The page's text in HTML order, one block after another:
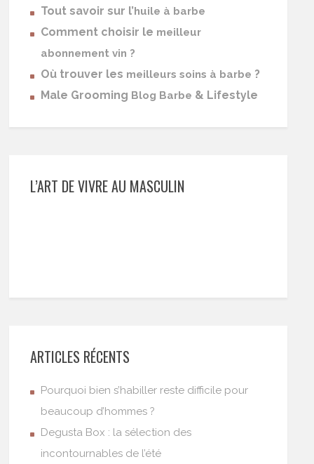
Tout savoir sur l’ huile à barbe
Comment choisir le meilleur
abonnement vin ?
Où trouver les meilleurs soins à barbe ?
Male Grooming Blog Barbe & Lifestyle
L’ART DE VIVRE AU MASCULIN
ARTICLES RÉCENTS
Pourquoi bien s’habiller reste difficile pour
beaucoup d’hommes ?
Degusta Box : la sélection des
incontournables de l’été